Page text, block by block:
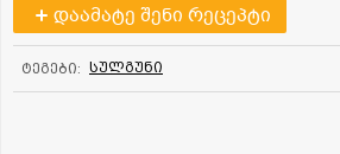
დაამატე შენი რეცეპტი
ტეგები: სულგუნი